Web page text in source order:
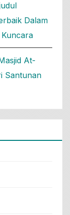
Dalam
At-
Santunan